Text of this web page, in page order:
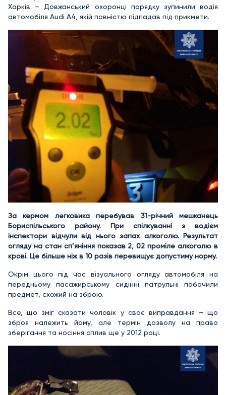
Харків – Довжанський охоронці порядку зупинили водія
автомобіля Audi А4, якій повністю підпадав під прикмети.
За кермом легковика перебував 31-річний мешканець
Бориспільського району. При спілкуванні з водієм
інспектори відчули від нього запах алкоголю. Результат
огляду на стан сп’яніння показав 2, 02 проміле алкоголю в
крові. Це більше ніж в 10 разів перевищує допустиму норму.
Окрім цього під час візуального огляду автомобіля на
передньому пасажирському сидінні патрульні побачили
предмет, схожий на зброю.
Все, що зміг сказати чоловік у своє виправдання – що
зброя належить йому, але термін дозволу на право
зберігання та носіння сплив ще у 2012 році.